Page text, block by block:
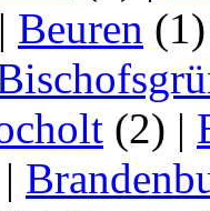
| Beuren
(2) |
|